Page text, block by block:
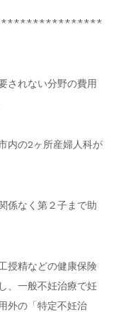
されない分野の費用
内の2ヶ所産婦人科が
係なく第２子まで助
授精などの健康保険
、一般不妊治療で妊
外の「特定不妊治